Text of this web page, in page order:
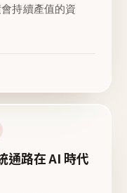
持續產值的資
通路在 AI 時代